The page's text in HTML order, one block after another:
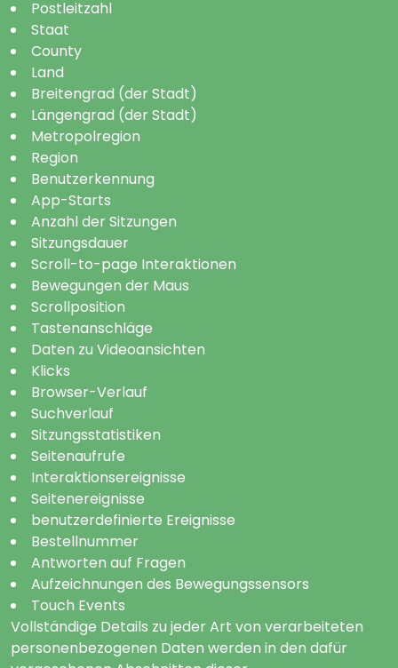
Postleitzahl
Staat
County
Land
Breitengrad (der Stadt)
Längengrad (der Stadt)
Metropolregion
Region
Benutzerkennung
App-Starts
Anzahl der Sitzungen
Sitzungsdauer
Scroll-to-page Interaktionen
Bewegungen der Maus
Scrollposition
Tastenanschläge
Daten zu Videoansichten
Klicks
Browser-Verlauf
Suchverlauf
Sitzungsstatistiken
Seitenaufrufe
Interaktionsereignisse
Seitenereignisse
benutzerdefinierte Ereignisse
Bestellnummer
Antworten auf Fragen
Aufzeichnungen des Bewegungssensors
Touch Events
Vollständige Details zu jeder Art von verarbeiteten
personenbezogenen Daten werden in den dafür